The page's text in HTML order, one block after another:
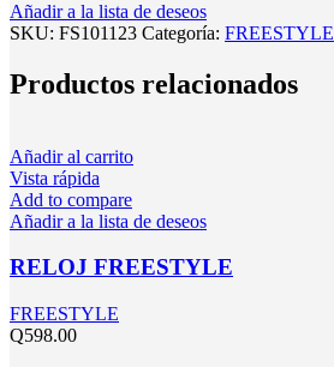
Añadir a la lista de deseos
SKU: FS101123 Categoría: FREESTYLE
Productos relacionados
Añadir al carrito
Vista rápida
Add to compare
Añadir a la lista de deseos
RELOJ FREESTYLE
FREESTYLE
Q598.00